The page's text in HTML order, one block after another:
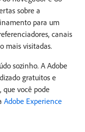
sobre a
para um
canais
mais visitadas.
sozinho. A Adobe
gratuitos e
você pode
Adobe Experience